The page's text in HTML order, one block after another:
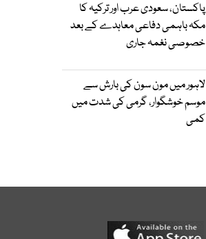
پاکستان، سعودی عرب اور ترکیہ کا
مکہ باہمی دفاعی معاہدے کے بعد
خصوصی نغمہ جاری
لاہور میں مون سون کی بارش سے
موسم خوشگوار، گرمی کی شدت میں
کمی